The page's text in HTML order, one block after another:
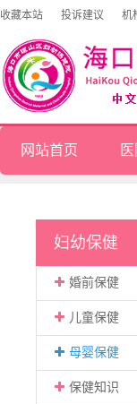
收藏本站 投诉建议 机
网站首页
妇幼保健
婚前保健
儿童保健
母婴保健
保健知识